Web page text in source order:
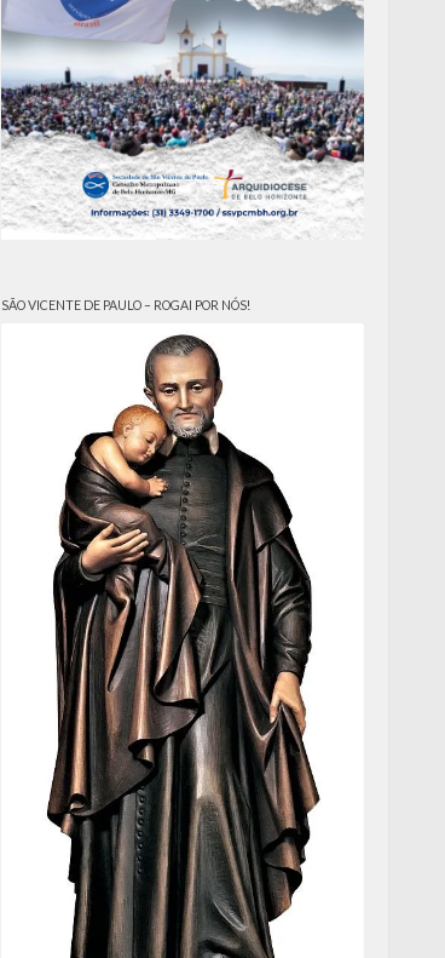
SÃO VICENTE DE PAULO – ROGAI POR NÓS!